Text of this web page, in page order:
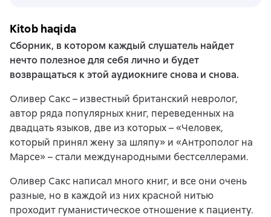
Kitob haqida
Сборник, в котором каждый слушатель найдет
нечто полезное для себя лично и будет
возвращаться к этой аудиокниге снова и снова.
Оливер Сакс – известный британский невролог,
автор ряда популярных книг, переведенных на
двадцать языков, две из которых – «Человек,
который принял жену за шляпу» и «Антрополог на
Марсе» – стали международными бестселлерами.
Оливер Сакс написал много книг, и все они очень
разные, но в каждой из них красной нитью
проходит гуманистическое отношение к пациенту.